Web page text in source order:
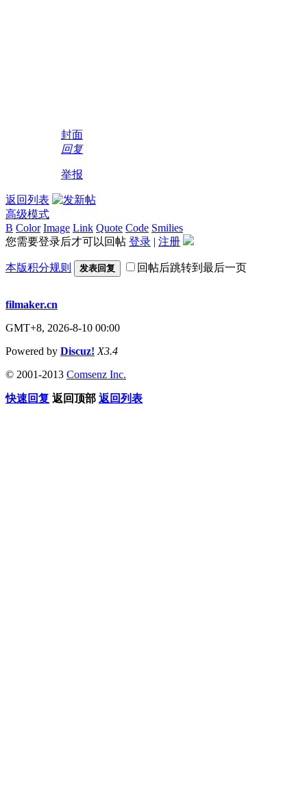
封面
回复
举报
返回列表
高级模式
B Color Image Link Quote Code Smilies
您需要登录后才可以回帖 登录 | 注册
本版积分规则 发表回复 回帖后跳转到最后一页
filmaker.cn
GMT+8, 2026-8-10 00:00
Powered by Discuz! X3.4
© 2001-2013 Comsenz Inc.
快速回复 返回顶部 返回列表